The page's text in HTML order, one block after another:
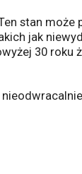
stan
jak
30 roku